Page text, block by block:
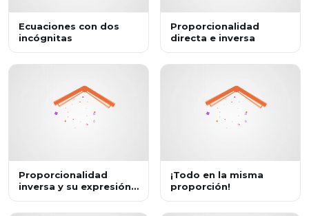
Ecuaciones con dos
incógnitas
Proporcionalidad
directa e inversa
Proporcionalidad
inversa y su expresión
¡Todo en la misma
proporción!